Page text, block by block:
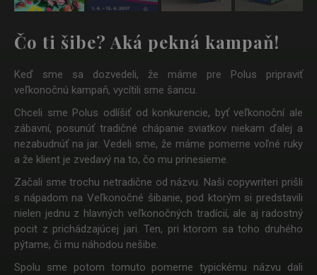
Čo ti šibe? Aká pekná kampaň!
Keď sme sa dozvedeli, že máme pre Polus pripraviť
veľkonočnú kampaň, vycítili sme šancu.
Chceli sme Polus odlíšiť od konkurencie, byť veľkonoční ale
zábavní, posunúť tradičné chápanie sviatkov niekam ďalej a
nezabudnúť na jar. Vedeli sme, že máme pomerne voľné ruky
a že klient je zvedavý na to, čo mu prinesieme.
Začali sme trochu netradične od názvu. Naši copywriteri prišli
s nápadom na Veľkonočné šibanie, pod ktorým si predstavili
nielen jednu z hlavných veľkonočných tradícií, ale aj radostný
pocit z prichádzajúcej jari. Ten, pri ktorom sa toho druhého
pýtame, či mu náhodou nešibe.
Spolu sme potom tomuto pomerne typickému názvu dali